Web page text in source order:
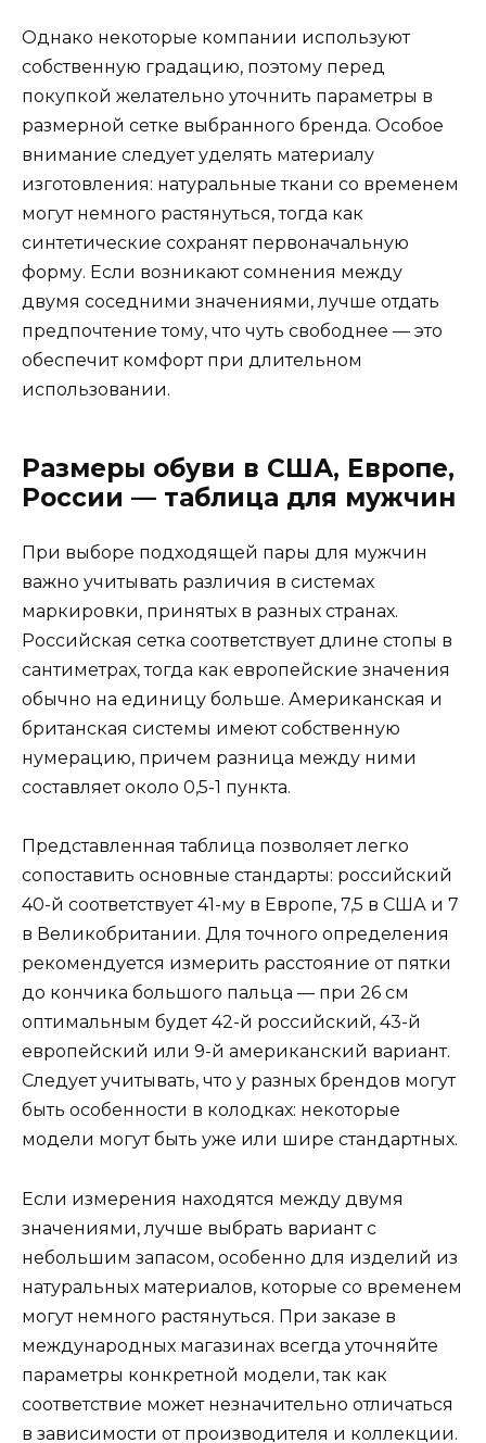
Однако некоторые компании используют
собственную градацию, поэтому перед
покупкой желательно уточнить параметры в
размерной сетке выбранного бренда. Особое
внимание следует уделять материалу
изготовления: натуральные ткани со временем
могут немного растянуться, тогда как
синтетические сохранят первоначальную
форму. Если возникают сомнения между
двумя соседними значениями, лучше отдать
предпочтение тому, что чуть свободнее — это
обеспечит комфорт при длительном
использовании.
Размеры обуви в США, Европе,
России — таблица для мужчин
При выборе подходящей пары для мужчин
важно учитывать различия в системах
маркировки, принятых в разных странах.
Российская сетка соответствует длине стопы в
сантиметрах, тогда как европейские значения
обычно на единицу больше. Американская и
британская системы имеют собственную
нумерацию, причем разница между ними
составляет около 0,5-1 пункта.
Представленная таблица позволяет легко
сопоставить основные стандарты: российский
40-й соответствует 41-му в Европе, 7,5 в США и 7
в Великобритании. Для точного определения
рекомендуется измерить расстояние от пятки
до кончика большого пальца — при 26 см
оптимальным будет 42-й российский, 43-й
европейский или 9-й американский вариант.
Следует учитывать, что у разных брендов могут
быть особенности в колодках: некоторые
модели могут быть уже или шире стандартных.
Если измерения находятся между двумя
значениями, лучше выбрать вариант с
небольшим запасом, особенно для изделий из
натуральных материалов, которые со временем
могут немного растянуться. При заказе в
международных магазинах всегда уточняйте
параметры конкретной модели, так как
соответствие может незначительно отличаться
в зависимости от производителя и коллекции.